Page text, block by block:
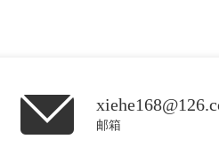
邮箱